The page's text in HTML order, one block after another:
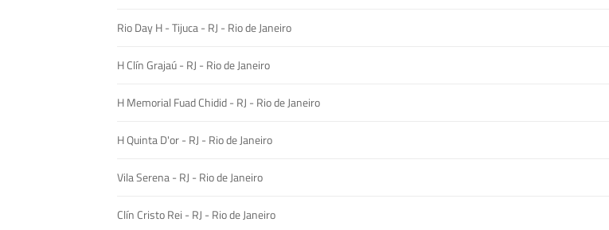
Rio Day H - Tijuca - RJ - Rio de Janeiro
H Clín Grajaú - RJ - Rio de Janeiro
H Memorial Fuad Chidid - RJ - Rio de Janeiro
H Quinta D'or - RJ - Rio de Janeiro
Vila Serena - RJ - Rio de Janeiro
Clín Cristo Rei - RJ - Rio de Janeiro